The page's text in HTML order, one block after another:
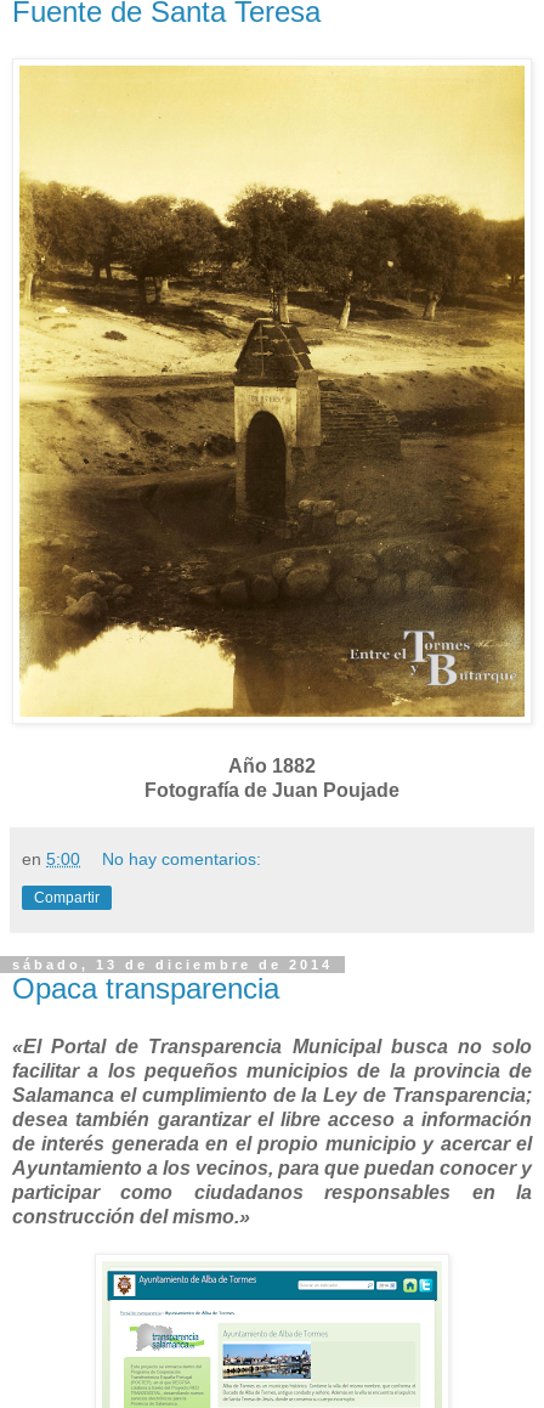
Fuente de Santa Teresa
Año 1882
Fotografía de Juan Poujade
en 5:00 No hay comentarios:
Compartir
sábado, 13 de diciembre de 2014
Opaca transparencia
«El Portal de Transparencia Municipal busca no solo
facilitar a los pequeños municipios de la provincia de
Salamanca el cumplimiento de la Ley de Transparencia;
desea también garantizar el libre acceso a información
de interés generada en el propio municipio y acercar el
Ayuntamiento a los vecinos, para que puedan conocer y
participar como ciudadanos responsables en la
construcción del mismo.»